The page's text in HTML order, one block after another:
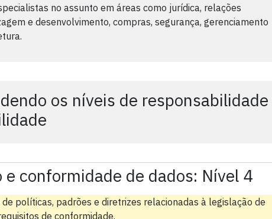
no assunto em áreas como jurídica, relações
e desenvolvimento, compras, segurança, gerenciamento
os níveis de responsabilidade
conformidade de dados: Nível 4
políticas, padrões e diretrizes relacionadas à legislação de
de conformidade.